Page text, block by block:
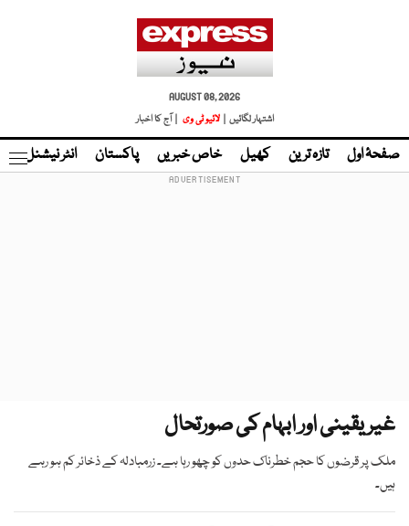
AUGUST 08, 2026
اشتہار لگائیں |
لائیو ٹی وی | آج کا اخبار
صفحۂ اول تازہ ترین کھیل خاص خبریں پاکستان انٹر نیشنل
غیر یقینی اور ابہام کی صورتحال
ملک پر قرضوں کا حجم خطرناک حدوں کو چھو رہا ہے۔ زرمبادلہ کے ذخائر کم ہو رہے
ہیں۔